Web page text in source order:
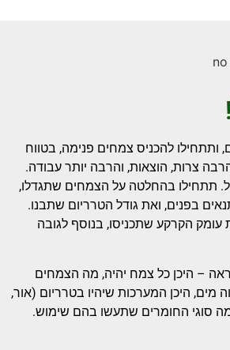
ותתחילו להכניס צמחים פנימה, בטווח
צרות, הוצאות, והרבה יותר עבודה.
תתחילו בהחלטה על הצמחים שתגדלו,
בפנים, ואת גודל הטרריום שתבנו.
עומק הקרקע שתכניסו, בנוסף לגובה
– היכן כל צמח יהיה, מה הצמחים
מים, היכן המערכות שיהיו בטרריום (אור,
מה סוגי החומרים שתעשו בהם שימוש.